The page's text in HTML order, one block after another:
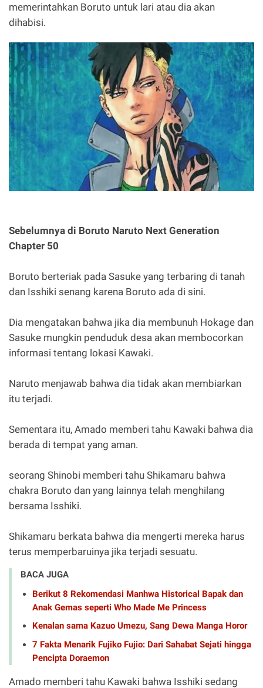
memerintahkan Boruto untuk lari atau dia akan
dihabisi.
Sebelumnya di Boruto Naruto Next Generation
Chapter 50
Boruto berteriak pada Sasuke yang terbaring di tanah
dan Isshiki senang karena Boruto ada di sini.
Dia mengatakan bahwa jika dia membunuh Hokage dan
Sasuke mungkin penduduk desa akan membocorkan
informasi tentang lokasi Kawaki.
Naruto menjawab bahwa dia tidak akan membiarkan
itu terjadi.
Sementara itu, Amado memberi tahu Kawaki bahwa dia
berada di tempat yang aman.
seorang Shinobi memberi tahu Shikamaru bahwa
chakra Boruto dan yang lainnya telah menghilang
bersama Isshiki.
Shikamaru berkata bahwa dia mengerti mereka harus
terus memperbaruinya jika terjadi sesuatu.
BACA JUGA
Berikut 8 Rekomendasi Manhwa Historical Bapak dan
Anak Gemas seperti Who Made Me Princess
Kenalan sama Kazuo Umezu, Sang Dewa Manga Horor
7 Fakta Menarik Fujiko Fujio: Dari Sahabat Sejati hingga
Pencipta Doraemon
Amado memberi tahu Kawaki bahwa Isshiki sedang